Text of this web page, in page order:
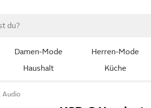
Damen-Mode Herren-Mode
Haushalt Küche
Audio